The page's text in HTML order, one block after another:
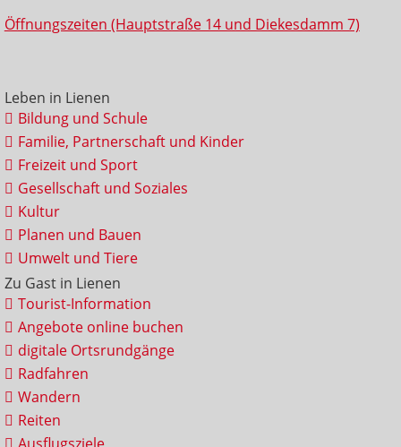
Öffnungszeiten (Hauptstraße 14 und Diekesdamm 7)
Leben in Lienen
Bildung und Schule
Familie, Partnerschaft und Kinder
Freizeit und Sport
Gesellschaft und Soziales
Kultur
Planen und Bauen
Umwelt und Tiere
Zu Gast in Lienen
Tourist-Information
Angebote online buchen
digitale Ortsrundgänge
Radfahren
Wandern
Reiten
Ausflugsziele